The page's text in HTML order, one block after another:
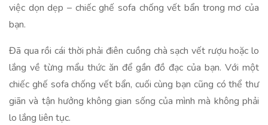
việc dọn dẹp – chiếc ghế sofa chống vết bẩn trong mơ của
bạn.
Đã qua rồi cái thời phải điên cuồng chà sạch vết rượu hoặc lo
lắng về từng mẩu thức ăn để gần đồ đạc của bạn. Với một
chiếc ghế sofa chống vết bẩn, cuối cùng bạn cũng có thể thư
giãn và tận hưởng không gian sống của mình mà không phải
lo lắng liên tục.